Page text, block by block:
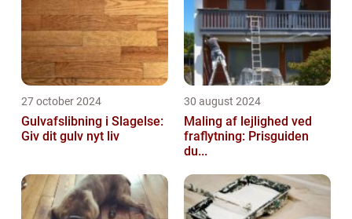
27 october 2024
Gulvafslibning i Slagelse:
Giv dit gulv nyt liv
30 august 2024
Maling af lejlighed ved
fraflytning: Prisguiden
du...